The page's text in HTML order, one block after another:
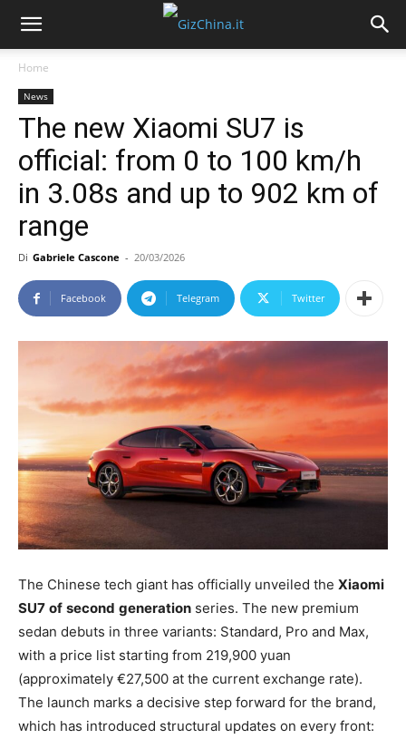
Home
News
The new Xiaomi SU7 is
official: from 0 to 100 km/h
in 3.08s and up to 902 km of
range
Di Gabriele Cascone - 20/03/2026
Facebook Telegram Twitter
The Chinese tech giant has officially unveiled the Xiaomi
SU7 of second generation series. The new premium
sedan debuts in three variants: Standard, Pro and Max,
with a price list starting from 219,900 yuan
(approximately €27,500 at the current exchange rate).
The launch marks a decisive step forward for the brand,
which has introduced structural updates on every front: